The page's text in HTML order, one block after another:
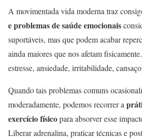
A movimentada vida moderna traz
e problemas de saúde emocionais
suportáveis, mas que podem acabar
ainda maiores que nos afetam
estresse, ansiedade, irritabilidade,
Quando tais problemas comuns
moderadamente, podemos recorrer a
exercício físicopara absorver esse
Liberar adrenalina, praticar técnicas e